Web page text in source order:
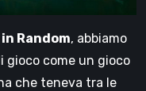
Random, abbiamo
gioco come un gioco
che teneva tra le